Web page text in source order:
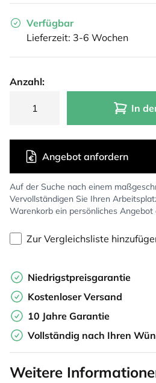
Verfügbar
Lieferzeit: 3-6 Wochen
Anzahl:
In
Auf der Suche nach einem
Vervollständigen Sie Ihren
Warenkorb ein persönliches Angebot
Angebot anfordern
Zur Vergleichsliste
Niedrigstpreisgarantie
Kostenloser Versand
10 Jahre Garantie
Vollständig nach Ihren
Weitere